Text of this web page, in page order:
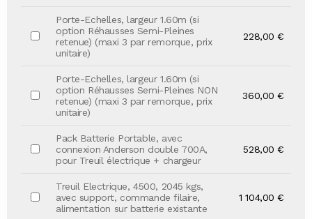
Porte-Echelles, largeur 1.60m (si
option Réhausses Semi-Pleines
retenue) (maxi 3 par remorque, prix
unitaire)
228,00 €
Porte-Echelles, largeur 1.60m (si
option Réhausses Semi-Pleines NON
retenue) (maxi 3 par remorque, prix
unitaire)
360,00 €
Pack Batterie Portable, avec
connexion Anderson double 700A,
pour Treuil électrique + chargeur
528,00 €
Treuil Electrique, 4500, 2045 kgs,
avec support, commande filaire,
alimentation sur batterie existante
1 104,00 €